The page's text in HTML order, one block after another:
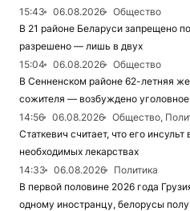
15:43
06.08.2026
Общество
В 21 районе Беларуси запрещено
разрешено — лишь в двух
15:04
06.08.2026
Общество
В Сенненском районе 62-летняя
сожителя — возбуждено
14:56
06.08.2026
Общество,
Статкевич считает, что его
необходимых лекарствах
14:33
06.08.2026
Политика
В первой половине 2026 года
одному иностранцу, белорусы